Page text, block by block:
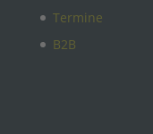
Termine
B2B